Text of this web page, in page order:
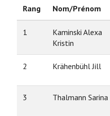
Rang Nom/Prénom
1
Kaminski Alexa
Kristin
2 Krähenbühl Jill
3 Thalmann Sarina